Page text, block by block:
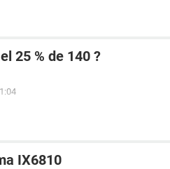
25 % de 140 ?
IX6810